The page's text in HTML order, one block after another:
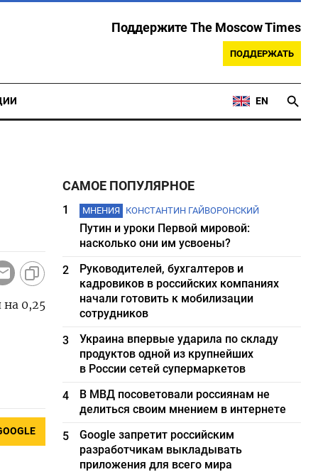
Поддержите The Moscow Times
ПОДДЕРЖАТЬ
EN
0,25
САМОЕ ПОПУЛЯРНОЕ
1 МНЕНИЯ КОНСТАНТИН ГАЙВОРОНСКИЙ
Путин и уроки Первой мировой:
насколько они им усвоены?
2
Руководителей, бухгалтеров и
кадровиков в российских компаниях
начали готовить к мобилизации
сотрудников
3
Украина впервые ударила по складу
продуктов одной из крупнейших
в России сетей супермаркетов
4
В МВД посоветовали россиянам не
делиться своим мнением в интернете
5
Google запретит российским
разработчикам выкладывать
приложения для всего мира